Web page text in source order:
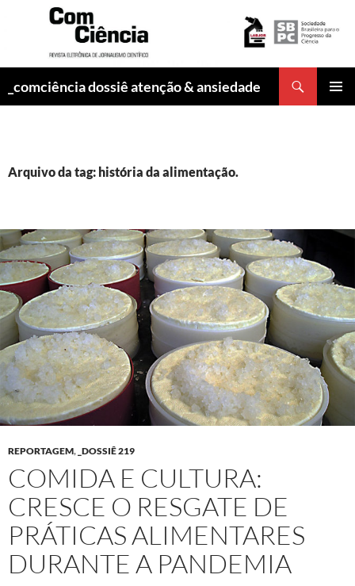
_comciência dossiê atenção & ansiedade
Arquivo da tag: história da alimentação.
REPORTAGEM, _DOSSIÊ 219
COMIDA E CULTURA:
CRESCE O RESGATE DE
PRÁTICAS ALIMENTARES
DURANTE A PANDEMIA